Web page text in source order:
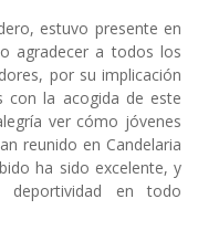
estuvo presente en
agradecer a todos los
por su implicación
con la acogida de este
ver cómo jóvenes
reunido en Candelaria
ha sido excelente, y
en todo